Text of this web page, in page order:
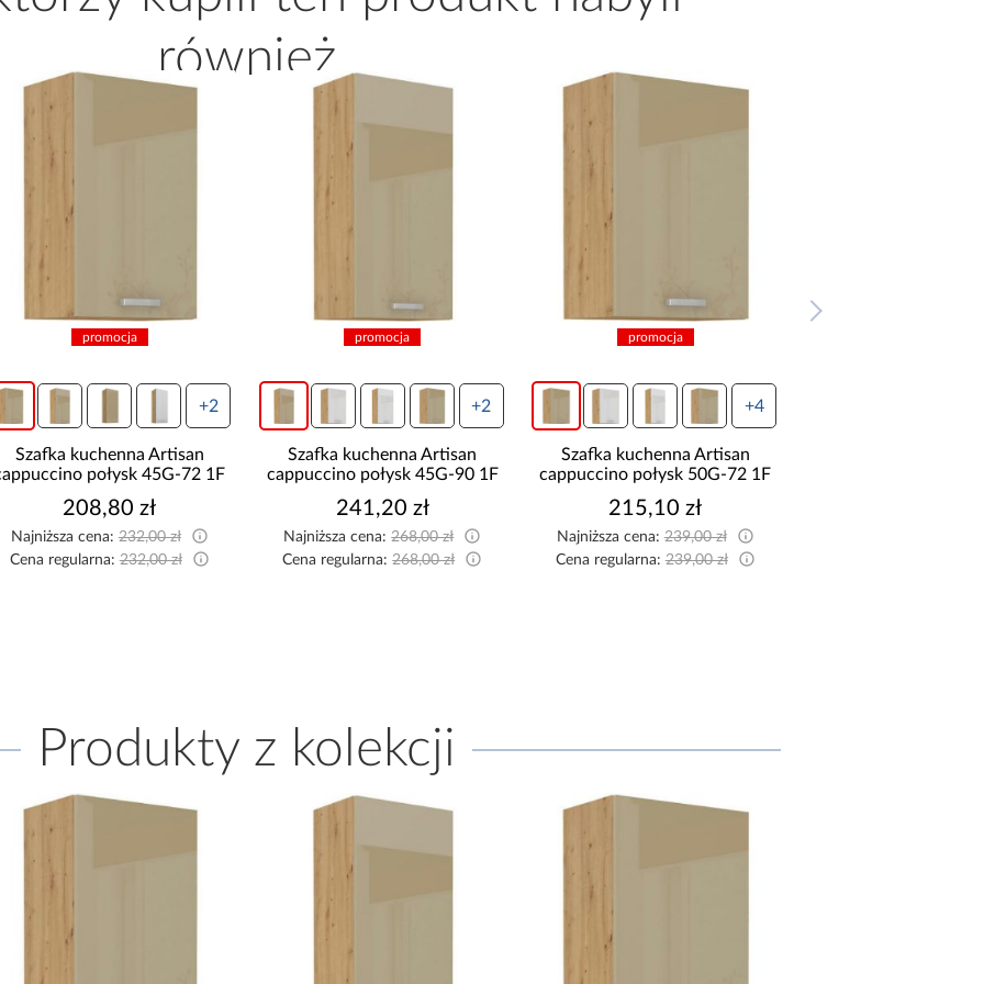
również
promocja
+2
Szafka kuchenna Artisan
połysk 45G-72 1F
208,80 zł
Najniższa cena:232,00 zł
Cena regularna:232,00 zł
promocja
+2
Szafka kuchenna Artisan
cappuccino połysk 45G-90 1F
241,20 zł
Najniższa cena:268,00 zł
Cena regularna:268,00 zł
promocja
+4
Szafka kuchenna Artisan
cappuccino połysk 50G-72 1F
215,10 zł
Najniższa cena:239,00 zł
Cena regularna:239,00 zł
Produkty z kolekcji